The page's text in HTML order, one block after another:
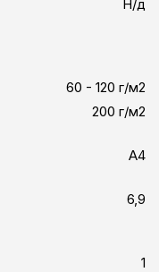
Н/д
60 - 120 г/м2
200 г/м2
A4
6,9
1